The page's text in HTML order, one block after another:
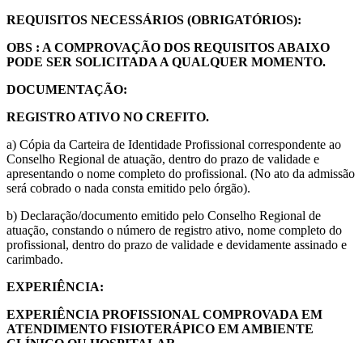
REQUISITOS NECESSÁRIOS (OBRIGATÓRIOS):
OBS : A COMPROVAÇÃO DOS REQUISITOS ABAIXO
PODE SER SOLICITADA A QUALQUER MOMENTO.
DOCUMENTAÇÃO:
REGISTRO ATIVO NO CREFITO.
a) Cópia da Carteira de Identidade Profissional correspondente ao
Conselho Regional de atuação, dentro do prazo de validade e
apresentando o nome completo do profissional. (No ato da admissão
será cobrado o nada consta emitido pelo órgão).
b) Declaração/documento emitido pelo Conselho Regional de
atuação, constando o número de registro ativo, nome completo do
profissional, dentro do prazo de validade e devidamente assinado e
carimbado.
EXPERIÊNCIA:
EXPERIÊNCIA PROFISSIONAL COMPROVADA EM
ATENDIMENTO FISIOTERÁPICO EM AMBIENTE